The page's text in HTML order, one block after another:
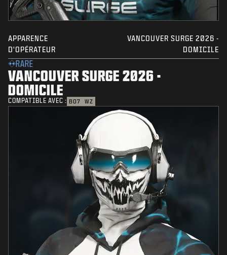
APPARENCE
D'OPÉRATEUR
VANCOUVER SURGE 2026 -
DOMICILE
RARE
VANCOUVER SURGE 2026 -
DOMICILE
COMPATIBLE AVEC : BO7 WZ